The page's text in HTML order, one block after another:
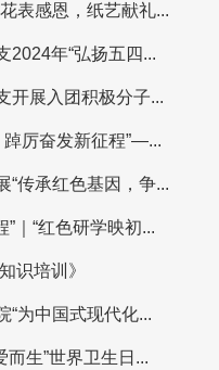
表感恩，纸艺献礼...
2024年“弘扬五四...
开展入团积极分子...
踔厉奋发新征程”—...
“传承红色基因，争...
｜“红色研学映初...
识培训》
“为中国式现代化...
而生”世界卫生日...